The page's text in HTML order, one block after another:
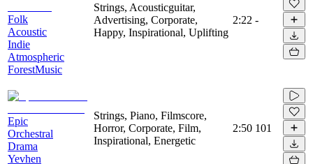
Folk
Acoustic
Indie
Atmospheric
ForestMusic
Strings, Acousticguitar,
Advertising, Corporate,
Happy, Inspirational, Uplifting
2:22 -
Epic
Orchestral
Drama
Yevhen
Strings, Piano, Filmscore,
Horror, Corporate, Film,
Inspirational, Energetic
2:50 101